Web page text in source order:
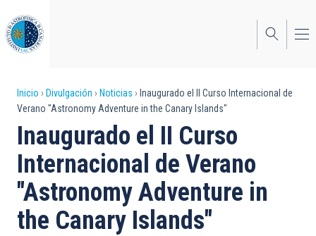
al
contenido
principal
Sobrescribir
enlaces
de
ayuda
a
la
Inicio Divulgación Noticias
Inaugurado el II Curso Internacional de
Verano "Astronomy Adventure in the Canary Islands"
Inaugurado el II Curso
Internacional de Verano
"Astronomy Adventure in
the Canary Islands"